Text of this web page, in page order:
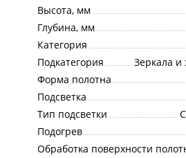
Высота, мм
Глубина, мм
Категория
Подкатегория
Зеркала
Форма полотна
Подсветка
Тип подсветки
Подогрев
Обработка поверхности